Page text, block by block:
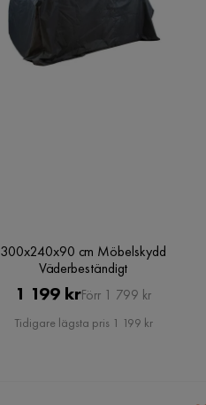
300x240x90 cm Möbelskydd
Väderbeständigt
Pris
1 199 krOriginal
Pris
Förr 1 799 kr
Tidigare lägsta pris 1 199 kr